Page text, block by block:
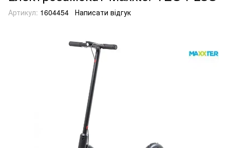
Артикул: 1604454 Написати відгук